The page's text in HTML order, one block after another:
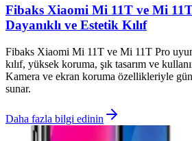
Fibaks Xiaomi Mi 11T ve Mi
Dayanıklı ve Estetik Kılıf
Fibaks Xiaomi Mi 11T ve Mi 11T Pro
kılıf, yüksek koruma, şık tasarım ve
Kamera ve ekran koruma özellikleriyle
sunar.
Daha fazla bilgi edinin